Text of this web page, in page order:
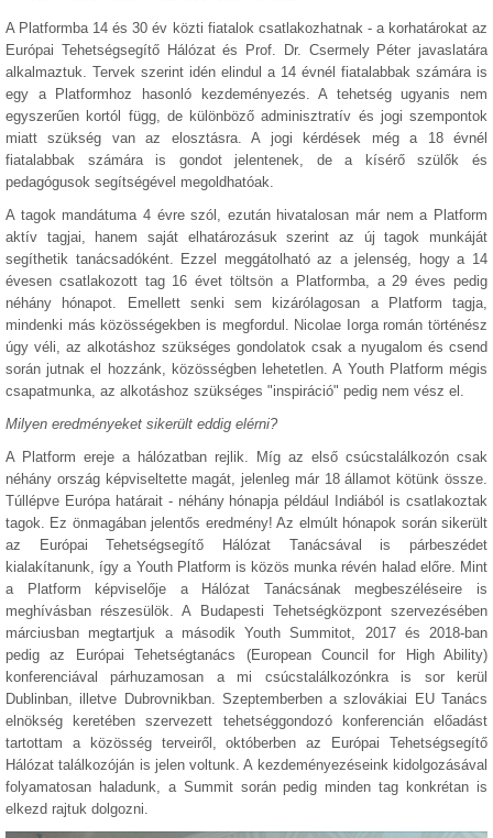
A Platformba 14 és 30 év közti fiatalok csatlakozhatnak - a korhatárokat az
Európai Tehetségsegítő Hálózat és Prof. Dr. Csermely Péter javaslatára
alkalmaztuk. Tervek szerint idén elindul a 14 évnél fiatalabbak számára is
egy a Platformhoz hasonló kezdeményezés. A tehetség ugyanis nem
egyszerűen kortól függ, de különböző adminisztratív és jogi szempontok
miatt szükség van az elosztásra. A jogi kérdések még a 18 évnél
fiatalabbak számára is gondot jelentenek, de a kísérő szülők és
pedagógusok segítségével megoldhatóak.
A tagok mandátuma 4 évre szól, ezután hivatalosan már nem a Platform
aktív tagjai, hanem saját elhatározásuk szerint az új tagok munkáját
segíthetik tanácsadóként. Ezzel meggátolható az a jelenség, hogy a 14
évesen csatlakozott tag 16 évet töltsön a Platformba, a 29 éves pedig
néhány hónapot. Emellett senki sem kizárólagosan a Platform tagja,
mindenki más közösségekben is megfordul. Nicolae Iorga román történész
úgy véli, az alkotáshoz szükséges gondolatok csak a nyugalom és csend
során jutnak el hozzánk, közösségben lehetetlen. A Youth Platform mégis
csapatmunka, az alkotáshoz szükséges "inspiráció" pedig nem vész el.
Milyen eredményeket sikerült eddig elérni?
A Platform ereje a hálózatban rejlik. Míg az első csúcstalálkozón csak
néhány ország képviseltette magát, jelenleg már 18 államot kötünk össze.
Túllépve Európa határait - néhány hónapja például Indiából is csatlakoztak
tagok. Ez önmagában jelentős eredmény! Az elmúlt hónapok során sikerült
az Európai Tehetségsegítő Hálózat Tanácsával is párbeszédet
kialakítanunk, így a Youth Platform is közös munka révén halad előre. Mint
a Platform képviselője a Hálózat Tanácsának megbeszéléseire is
meghívásban részesülök. A Budapesti Tehetségközpont szervezésében
márciusban megtartjuk a második Youth Summitot, 2017 és 2018-ban
pedig az Európai Tehetségtanács (European Council for High Ability)
konferenciával párhuzamosan a mi csúcstalálkozónkra is sor kerül
Dublinban, illetve Dubrovnikban. Szeptemberben a szlovákiai EU Tanács
elnökség keretében szervezett tehetséggondozó konferencián előadást
tartottam a közösség terveiről, októberben az Európai Tehetségsegítő
Hálózat találkozóján is jelen voltunk. A kezdeményezéseink kidolgozásával
folyamatosan haladunk, a Summit során pedig minden tag konkrétan is
elkezd rajtuk dolgozni.